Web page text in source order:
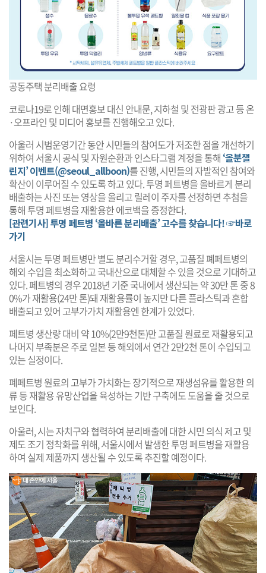
공동주택 분리배출 요령
코로나19로 인해 대면홍보 대신 안내문, 지하철 및 전광판 광고 등 온
·오프라인 및 미디어 홍보를 진행해오고 있다.
아울러 시범운영기간 동안 시민들의 참여도가 저조한 점을 개선하기
위하여 서울시 공식 및 자원순환과 인스타그램 계정을 통해 ‘올분챌
린지’ 이벤트(@seoul_allboon)를 진행, 시민들의 자발적인 참여와
확산이 이루어질 수 있도록 하고 있다. 투명 페트병을 올바르게 분리
배출하는 사진 또는 영상을 올리고 릴레이 주자를 선정하면 추첨을
통해 투명 페트병을 재활용한 에코백을 증정한다.
[관련기사] 투명 페트병 ‘올바른 분리배출’ 고수를 찾습니다! ☞바로
가기
서울시는 투명 페트병만 별도 분리수거할 경우, 고품질 폐페트병의
해외 수입을 최소화하고 국내산으로 대체할 수 있을 것으로 기대하고
있다. 페트병의 경우 2018년 기준 국내에서 생산되는 약 30만 톤 중 8
0%가 재활용(24만 톤)돼 재활용률이 높지만 다른 플라스틱과 혼합
배출되고 있어 고부가가치 재활용엔 한계가 있었다.
페트병 생산량 대비 약 10%(2만9천톤)만 고품질 원료로 재활용되고
나머지 부족분은 주로 일본 등 해외에서 연간 2만2천 톤이 수입되고
있는 실정이다.
폐페트병 원료의 고부가 가치화는 장기적으로 재생섬유를 활용한 의
류 등 재활용 유망산업을 육성하는 기반 구축에도 도움을 줄 것으로
보인다.
아울러, 시는 자치구와 협력하여 분리배출에 대한 시민 의식 제고 및
제도 조기 정착화를 위해, 서울시에서 발생한 투명 페트병을 재활용
하여 실제 제품까지 생산될 수 있도록 추진할 예정이다.